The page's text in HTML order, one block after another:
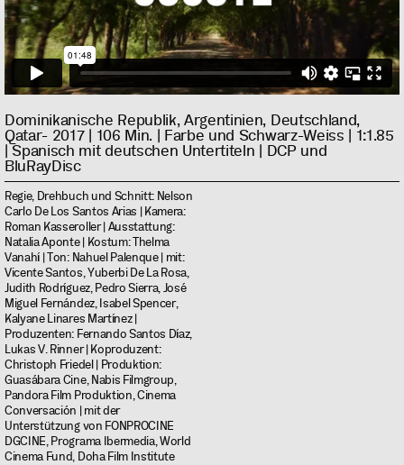
Dominikanische Republik, Argentinien, Deutschland,
Qatar- 2017 | 106 Min. | Farbe und Schwarz-Weiss | 1:1.85
| Spanisch mit deutschen Untertiteln | DCP und
BluRayDisc
Regie, Drehbuch und Schnitt: Nelson
Carlo De Los Santos Arias | Kamera:
Roman Kasseroller | Ausstattung:
Natalia Aponte | Kostum: Thelma
Vanahí | Ton: Nahuel Palenque | mit:
Vicente Santos, Yuberbi De La Rosa,
Judith Rodríguez, Pedro Sierra, José
Miguel Fernández, Isabel Spencer,
Kalyane Linares Martínez |
Produzenten: Fernando Santos Díaz,
Lukas V. Rinner | Koproduzent:
Christoph Friedel | Produktion:
Guasábara Cine, Nabis Filmgroup,
Pandora Film Produktion, Cinema
Conversación | mit der
Unterstützung von FONPROCINE
DGCINE, Programa Ibermedia, World
Cinema Fund, Doha Film Institute